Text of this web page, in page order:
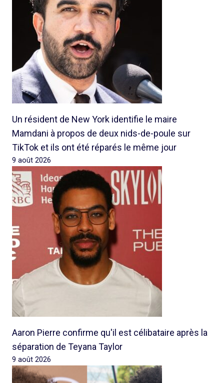
Un résident de New York identifie le maire
Mamdani à propos de deux nids-de-poule sur
TikTok et ils ont été réparés le même jour
9 août 2026
Aaron Pierre confirme qu'il est célibataire après la
séparation de Teyana Taylor
9 août 2026